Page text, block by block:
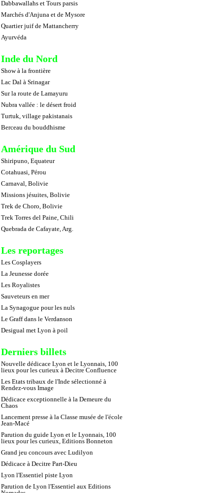
Dabbawallahs et Tours parsis
Marchés d'Anjuna et de Mysore
Quartier juif de Mattancherry
Ayurvéda
Inde du Nord
Show à la frontière
Lac Dal à Srinagar
Sur la route de Lamayuru
Nubra vallée : le désert froid
Turtuk, village pakistanais
Berceau du bouddhisme
Amérique du Sud
Shiripuno, Equateur
Cotahuasi, Pérou
Carnaval, Bolivie
Missions jésuites, Bolivie
Trek de Choro, Bolivie
Trek Torres del Paine, Chili
Quebrada de Cafayate, Arg.
Les reportages
Les Cosplayers
La Jeunesse dorée
Les Royalistes
Sauveteurs en mer
La Synagogue pour les nuls
Le Graff dans le Verdanson
Desigual met Lyon à poil
Derniers billets
Nouvelle dédicace Lyon et le Lyonnais, 100
lieux pour les curieux à Decitre Confluence
Les Etats tribaux de l'Inde sélectionné à
Rendez-vous Image
Dédicace exceptionnelle à la Demeure du
Chaos
Lancement presse à la Classe musée de l'école
Jean-Macé
Parution du guide Lyon et le Lyonnais, 100
lieux pour les curieux, Editions Bonneton
Grand jeu concours avec Ludilyon
Dédicace à Decitre Part-Dieu
Lyon l'Essentiel piste Lyon
Parution de Lyon l'Essentiel aux Editions